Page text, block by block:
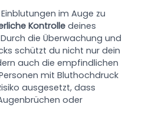
im Auge zu
Kontrolle deines
die Überwachung und
schützt du nicht nur dein
auch die empfindlichen
mit Bluthochdruck
ausgesetzt, dass
oder